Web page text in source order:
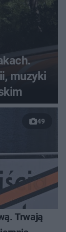
muzyki
49
Trwają